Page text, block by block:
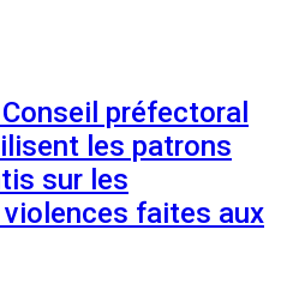
préfectoral
les patrons
sur les
faites aux